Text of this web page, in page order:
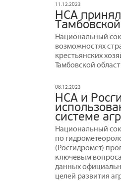
11.12.2023
НСА
Национальный
возможностях
крестьянских
Тамбовской
08.12.2023
НСА и
системе
Национальный
по
(Росгидромет)
ключевым
данных
целей развития